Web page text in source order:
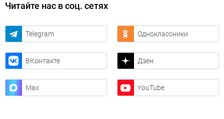
Читайте нас в соц. сетях
Telegram Одноклассники
ВКонтакте Дзен
Max YouTube